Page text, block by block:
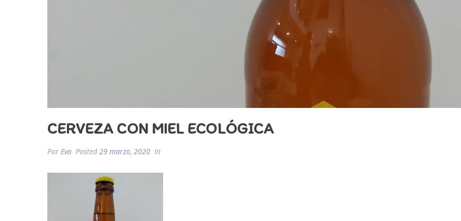
CERVEZA CON MIEL ECOLÓGICA
Por Eva Posted 29 marzo, 2020 In